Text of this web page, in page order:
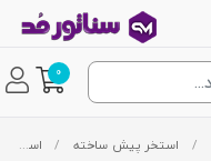
0
/ استخر پیش ساخته / استخر ایزی ست